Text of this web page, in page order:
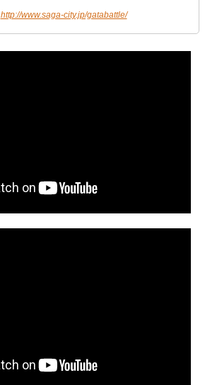
http://www.saga-city.jp/gatabattle/